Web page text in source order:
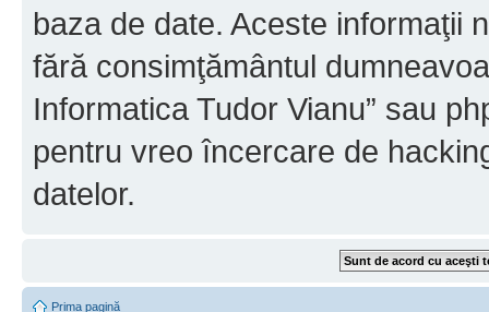
baza de date. Aceste informaţii
fără consimţământul
Informatica Tudor Vianu” sau
pentru vreo încercare de
datelor.
Prima pagină